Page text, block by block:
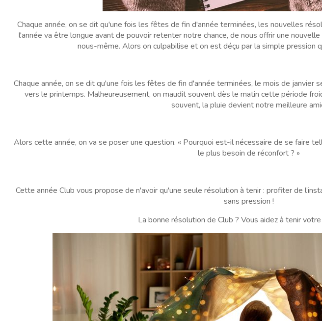
Chaque année, on se dit qu'une fois les fêtes de fin d'année terminées, les nouvelles
l'année va être longue avant de pouvoir retenter notre chance, de nous offrir une
nous-même. Alors on culpabilise et on est déçu par la simple pression
Chaque année, on se dit qu'une fois les fêtes de fin d'année terminées, le mois de janvier
vers le printemps. Malheureusement, on maudit souvent dès le matin cette période
souvent, la pluie devient notre meilleure
Alors cette année, on va se poser une question. « Pourquoi est-il nécessaire de se faire
le plus besoin de réconfort ? »
Cette année Club vous propose de n'avoir qu'une seule résolution à tenir : profiter de
sans pression !
La bonne résolution de Club ? Vous aidez à tenir